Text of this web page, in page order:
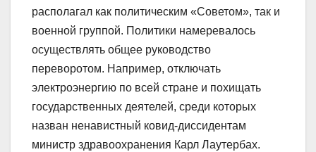
располагал как политическим «Советом», так и
военной группой. Политики намеревалось
осуществлять общее руководство
переворотом. Например, отключать
электроэнергию по всей стране и похищать
государственных деятелей, среди которых
назван ненавистный ковид-диссидентам
министр здравоохранения Карл Лаутербах.